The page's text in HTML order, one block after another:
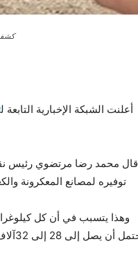
كشفت
أعلنت الشبكة الإخبارية التابعة ل
قال محمد رضا مرتضوي رئيس
توفيره لمصانع المعكرونة والكعكة و الكوكيز والنشا من
وهذا يتسبب في أن كل كيلوغرام